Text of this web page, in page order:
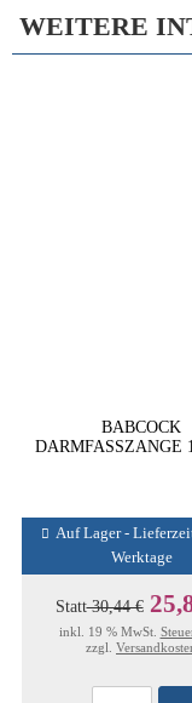
WEITERE
BABCOCK
DARMFASSZANGE
Auf Lager -
Werktage
Statt30,44 €
inkl. 19 % MwSt.
zzgl.